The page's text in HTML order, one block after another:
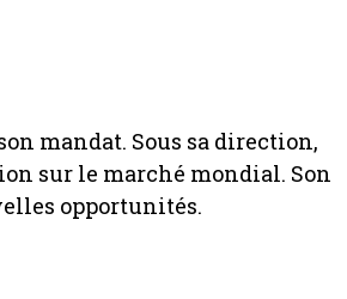
mandat. Sous sa direction,
sur le marché mondial. Son
opportunités.